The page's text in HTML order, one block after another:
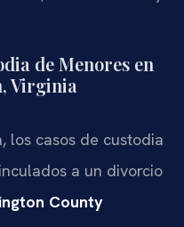
de Menores en
Virginia
los casos de custodia
a un divorcio
County